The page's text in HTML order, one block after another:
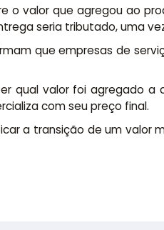
valor que agregou ao
seria tributado, uma
que empresas de
qual valor foi agregado
com seu preço final.
a transição de um valor